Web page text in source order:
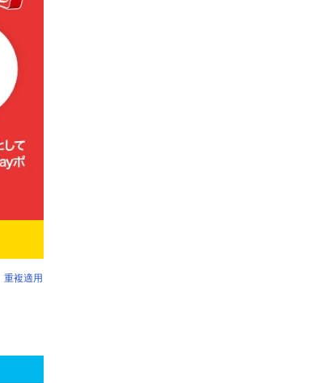
重複適用